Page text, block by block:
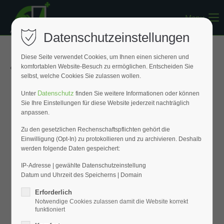
Register
Support
Lorem ipsum dolor sit amet:
24h/ 365days
Mon - Fri 8:00am - 5:00pm(GMT +1)
Get in touch
Cybersteel Inc.
Menu
« Zurück zur Übersicht
Datenschutzeinstellungen
Diese Seite verwendet Cookies, um Ihnen einen sicheren und
komfortablen Website-Besuch zu ermöglichen. Entscheiden Sie
selbst, welche Cookies Sie zulassen wollen.
Unter Datenschutz finden Sie weitere Informationen oder können
Sie Ihre Einstellungen für diese Website jederzeit nachträglich
anpassen.
Zu den gesetzlichen Rechenschaftspflichten gehört die
Einwilligung (Opt-In) zu protokollieren und zu archivieren. Deshalb
werden folgende Daten gespeichert:
IP-Adresse | gewählte Datenschutzeinstellung
Datum und Uhrzeit des Speicherns | Domain
Erforderlich
Notwendige Cookies zulassen damit die Website korrekt
funktioniert